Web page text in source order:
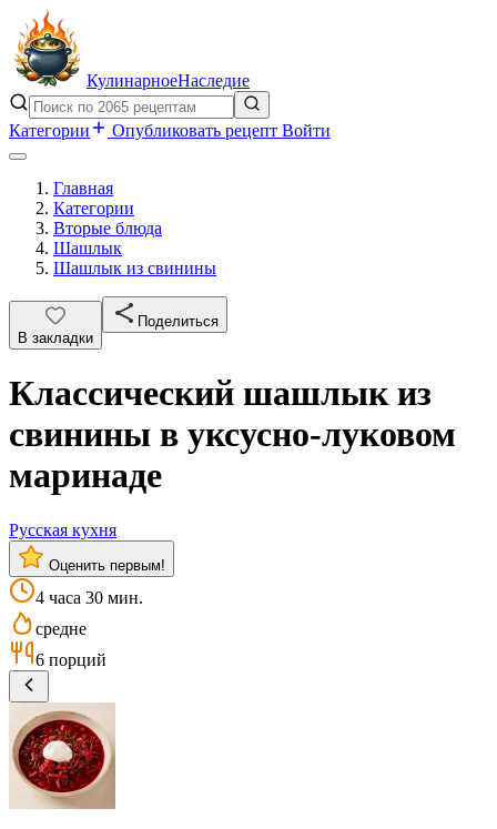
КулинарноеНаследие
Категории Опубликовать рецепт Войти
Главная
Категории
Вторые блюда
Шашлык
Шашлык из свинины
В закладки
Поделиться
Классический шашлык из
свинины в уксусно-луковом
маринаде
Русская кухня
Оценить первым!
4 часа 30 мин.
средне
6 порций